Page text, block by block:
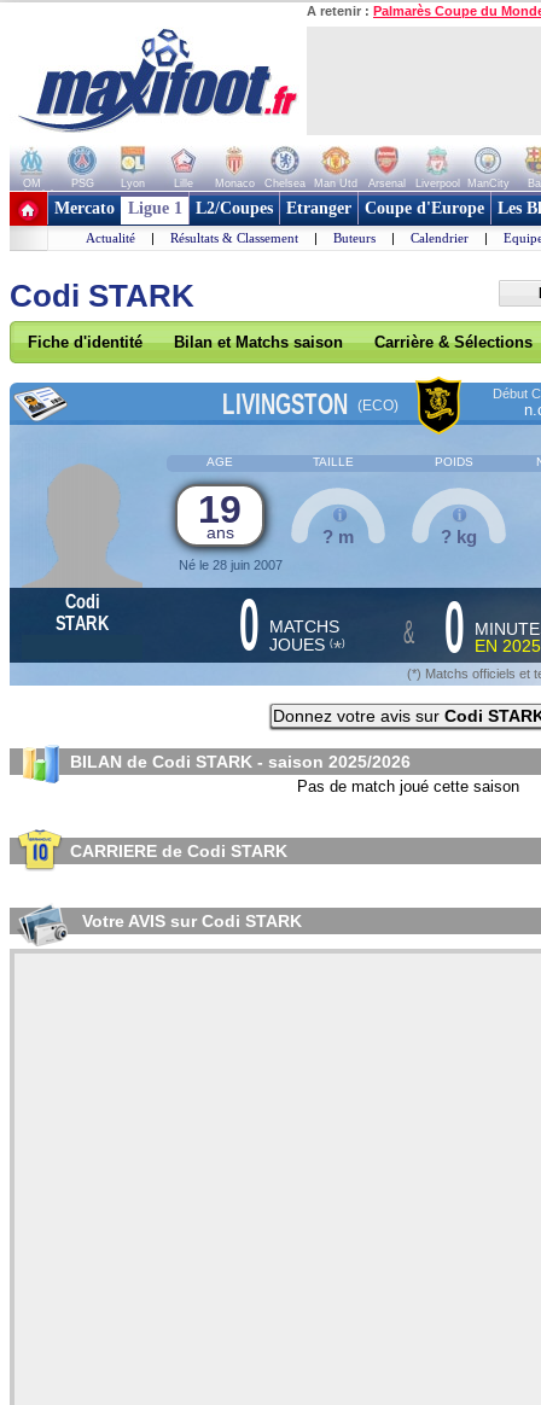
A retenir : Palmarès Coupe du
OM PSG Lyon Lille Monaco Chelsea Man Utd Arsenal Liverpool ManCity
+ de clubs
Mercato Ligue 1 L2/Coupes Etranger Coupe d'Europe Les
Actualité | Résultats & Classement | Buteurs | Calendrier |
Codi STARK
Fiche d'identité Bilan et Matchs saison Carrière & Sélections
LIVINGSTON (ECO)
Début
AGE TAILLE POIDS
19
ans
Né le 28 juin 2007
? m ? kg
Codi
STARK
0 MATCHS
JOUES (*) & 0
EN
(*) Matchs officiels et
Donnez votre avis sur Codi
BILAN de Codi STARK - saison 2025/2026
Pas de match joué cette saison
CARRIERE de Codi STARK
Votre AVIS sur Codi STARK